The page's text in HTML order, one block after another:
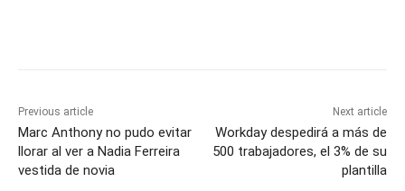
Previous article
Marc Anthony no pudo evitar
llorar al ver a Nadia Ferreira
vestida de novia
Next article
Workday despedirá a más de
500 trabajadores, el 3% de su
plantilla